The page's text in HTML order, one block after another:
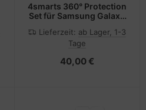
4smarts 360° Protection
Set für Samsung Galaxy
Lieferzeit: ab Lager, 1-3
Tage
40,00 €